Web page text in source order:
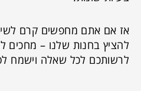
אז אם אתם מחפשים קרם
להציץ בחנות שלנו – מחכים
לרשותכם לכל שאלה וישמח